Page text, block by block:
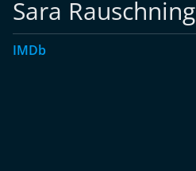
Sara Rauschning
IMDb